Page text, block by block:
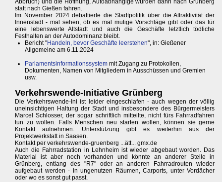
Abbruch) und die Hoffnung, Autoabhängige würden dann nach Grünberg
statt nach Gießen fahren.
Im November 2024 debattierte die Stadtpolitik über die Attraktivität der
Innenstadt - mal sehen, ob es mal mutige Vorschläge gibt oder das für
eine lebenswerte Altstadt und auch die Geschäfte letztlich tödliche
Festhalten an der Autodominanz bleibt.
Bericht "Handeln, bevor Geschäfte leerstehen", in: Gießener
Allgemeine am 6.11.2024
Parlamentsinformationssystem mit Zugang zu Protokollen,
Dokumenten, Namen von Mitgliedern in Ausschüssen und Gremien
usw.
Verkehrswende-Initiative Grünberg
Die Verkehrswende-Ini ist leider eingeschlafen - auch wegen der völlig
uneinsichtigen Haltung der Stadt und insbesondere des Bürgermeisters
Marcel Schlosser, der sogar schriftlich mitteilte, nicht fürs Fahrradfahren
tun zu wollen. Falls Menschen neu starten wollen, können sie gerne
Kontakt aufnehmen. Unterstützung gibt es weiterhin aus der
Projektwerkstatt in Saasen.
Kontakt per verkehrswende-gruenberg ...ätt... gmx.de
Auch die Fahrradstation in Lehnheim ist wieder abgebaut worden. Das
Material ist aber noch vorhanden und könnte an anderer Stelle in
Grünberg, entlang des "R7" oder an anderen Fahrradrouten wieder
aufgebaut werden - in ungenutzen Räumen, Carports, unter Vordächer
oder wo es sonst gut passt.